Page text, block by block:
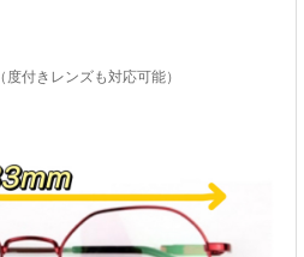
付きレンズも対応可能）